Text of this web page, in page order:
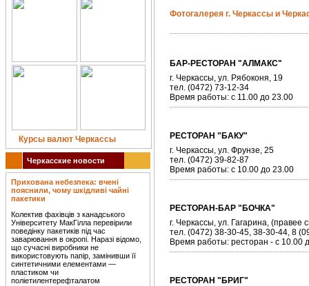
Курсы валют Черкассы
Черкасские новости
Прихована небезпека: вчені
пояснили, чому шкідливі чайні
пакетики
Колектив фахівців з канадського
Університету МакГілла перевірили
поведінку пакетиків під час
заварювання в окропі. Наразі відомо,
що сучасні виробники не
використовують папір, замінивши її
синтетичними елементами —
пластиком чи
поліетилентерефталатом
Фотогалерея г. Черкассы и
БАР-РЕСТОРАН "АЛМАКС"
г. Черкассы, ул. Рябоконя, 19
тел. (0472) 73-12-34
Время работы: с 11.00 до 23.00
РЕСТОРАН "БАКУ"
г. Черкассы, ул. Фрунзе, 25
тел. (0472) 39-82-87
Время работы: с 10.00 до 23.00
РЕСТОРАН-БАР "БОЧКА"
г. Черкассы, ул. Гагарина,
тел. (0472) 38-30-45, 38-30-44, 8
Время работы: ресторан - с 10.00
РЕСТОРАН "БРИГ"